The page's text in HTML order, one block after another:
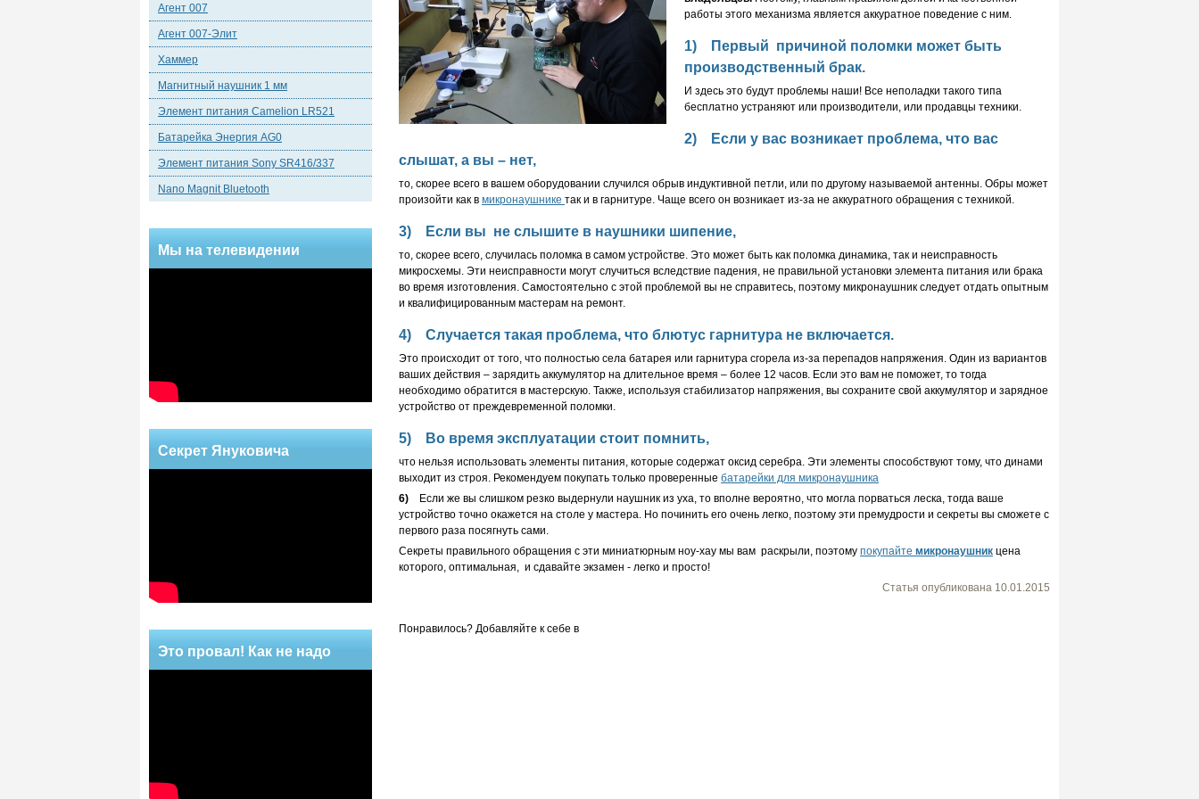
Агент 007
Агент 007-Элит
Хаммер
Магнитный наушник 1 мм
Элемент питания Camelion LR521
Батарейка Энергия AG0
Элемент питания Sony SR416/337
Nano Magnit Bluetooth
Мы на телевидении
Секрет Януковича
Это провал! Как не надо
работы этого механизма является аккуратное поведение с ним.
1)
Первый причиной поломки может быть
производственный брак.
И здесь это будут проблемы наши! Все неполадки такого типа
бесплатно устраняют или производители, или продавцы техники.
2)
Если у вас возникает проблема, что вас
слышат, а вы – нет,
то, скорее всего в вашем оборудовании случился обрыв индуктивной петли, или по другому называемой антенны. Обры может
произойти как в микронаушнике так и в гарнитуре. Чаще всего он возникает из-за не аккуратного обращения с техникой.
3) Если вы не слышите в наушники шипение,
то, скорее всего, случилась поломка в самом устройстве. Это может быть как поломка динамика, так и неисправность
микросхемы. Эти неисправности могут случиться вследствие падения, не правильной установки элемента питания или брака
во время изготовления. Самостоятельно с этой проблемой вы не справитесь, поэтому микронаушник следует отдать опытным
и квалифицированным мастерам на ремонт.
4) Случается такая проблема, что блютус гарнитура не включается.
Это происходит от того, что полностью села батарея или гарнитура сгорела из-за перепадов напряжения. Один из вариантов
ваших действия – зарядить аккумулятор на длительное время – более 12 часов. Если это вам не поможет, то тогда
необходимо обратится в мастерскую. Также, используя стабилизатор напряжения, вы сохраните свой аккумулятор и зарядное
устройство от преждевременной поломки.
5) Во время эксплуатации стоит помнить,
что нельзя использовать элементы питания, которые содержат оксид серебра. Эти элементы способствуют тому, что динами
выходит из строя. Рекомендуем покупать только проверенные батарейки для микронаушника
6)
Если же вы слишком резко выдернули наушник из уха, то вполне вероятно, что могла порваться леска, тогда ваше
устройство точно окажется на столе у мастера. Но починить его очень легко, поэтому эти премудрости и секреты вы сможете с
первого раза посягнуть сами.
Секреты правильного обращения с эти миниатюрным ноу-хау мы вам раскрыли, поэтому покупайте микронаушник цена
которого, оптимальная, и сдавайте экзамен - легко и просто!
Статья опубликована 10.01.2015
Понравилось? Добавляйте к себе в